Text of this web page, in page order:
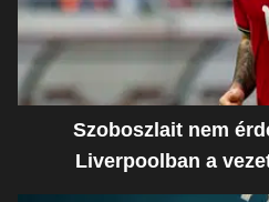
Szoboszlait nem
Liverpoolban a